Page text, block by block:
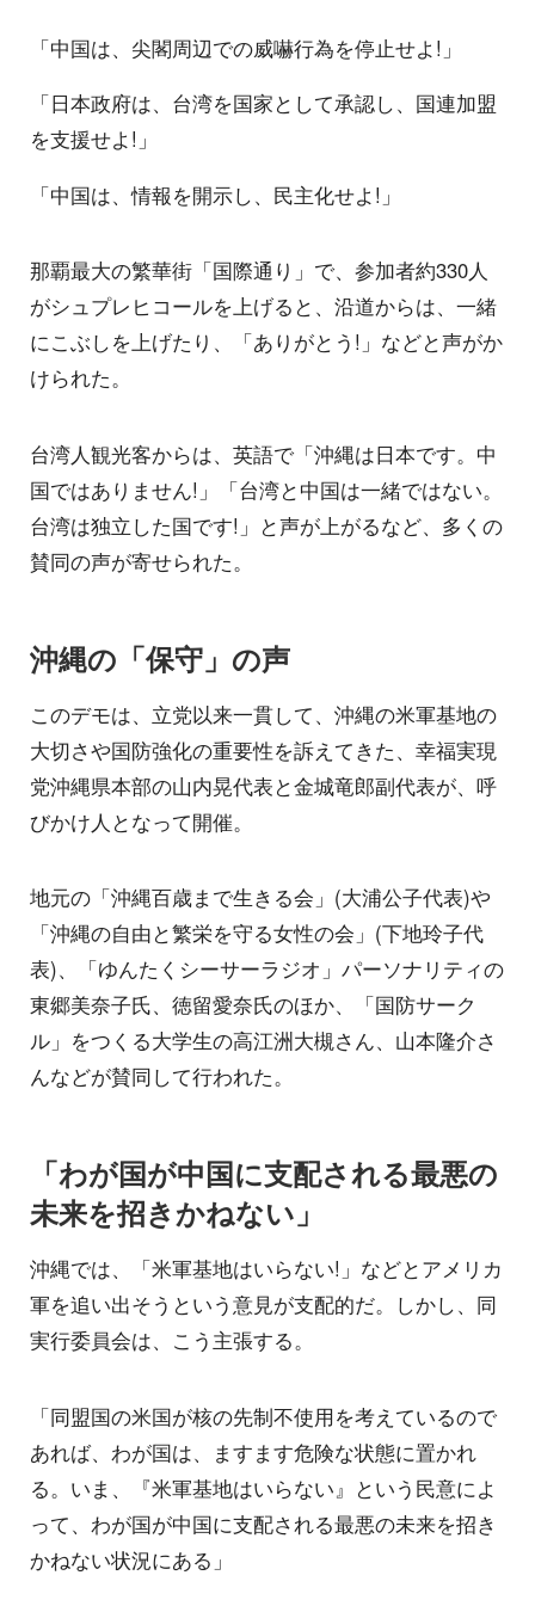
「中国は、尖閣周辺での威嚇行為を停止せよ!」
「日本政府は、台湾を国家として承認し、国連加盟
を支援せよ!」
「中国は、情報を開示し、民主化せよ!」
那覇最大の繁華街「国際通り」で、参加者約330人
がシュプレヒコールを上げると、沿道からは、一緒
にこぶしを上げたり、「ありがとう!」などと声がか
けられた。
台湾人観光客からは、英語で「沖縄は日本です。中
国ではありません!」「台湾と中国は一緒ではない。
台湾は独立した国です!」と声が上がるなど、多くの
賛同の声が寄せられた。
沖縄の「保守」の声
このデモは、立党以来一貫して、沖縄の米軍基地の
大切さや国防強化の重要性を訴えてきた、幸福実現
党沖縄県本部の山内晃代表と金城竜郎副代表が、呼
びかけ人となって開催。
地元の「沖縄百歳まで生きる会」(大浦公子代表)や
「沖縄の自由と繁栄を守る女性の会」(下地玲子代
表)、「ゆんたくシーサーラジオ」パーソナリティの
東郷美奈子氏、徳留愛奈氏のほか、「国防サーク
ル」をつくる大学生の高江洲大槻さん、山本隆介さ
んなどが賛同して行われた。
「わが国が中国に支配される最悪の
未来を招きかねない」
沖縄では、「米軍基地はいらない!」などとアメリカ
軍を追い出そうという意見が支配的だ。しかし、同
実行委員会は、こう主張する。
「同盟国の米国が核の先制不使用を考えているので
あれば、わが国は、ますます危険な状態に置かれ
る。いま、『米軍基地はいらない』という民意によ
って、わが国が中国に支配される最悪の未来を招き
かねない状況にある」